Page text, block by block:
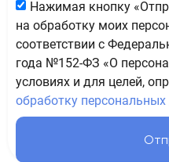
Нажимая кнопку
на обработку моих
соответствии с
года №152-ФЗ «О
условиях и для целей,
обработку